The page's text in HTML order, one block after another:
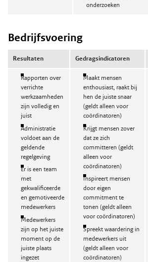
onderzoeken
Bedrijfsvoering
Resultaten Gedragsindicatoren
Rapporten over
verrichte
werkzaamheden
zijn volledig en
juist
Administratie
voldoet aan de
geldende
regelgeving
Er is een team
met
gekwalificeerde
en gemotiveerde
medewerkers
Medewerkers
zijn op het juiste
moment op de
juiste plaats
ingezet
Maakt mensen
enthousiast, raakt bij
hen de juiste snaar
(geldt alleen voor
coördinatoren)
Krijgt mensen zover
dat ze zich
committeren (geldt
alleen voor
coördinatoren)
Inspireert mensen
door eigen
commitment te
tonen (geldt alleen
voor coördinatoren)
Spreekt waardering in
medewerkers uit
(geldt alleen voor
coördinatoren)